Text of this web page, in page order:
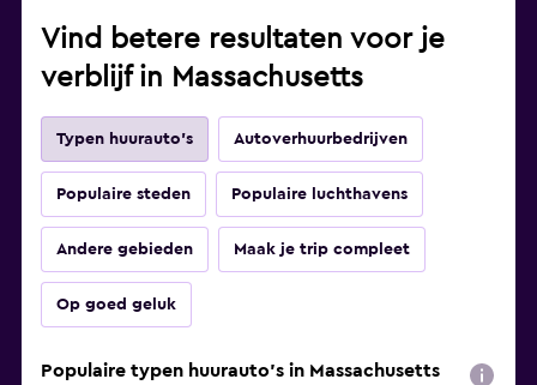
Vind betere resultaten voor je
verblijf in Massachusetts
Typen huurauto's Autoverhuurbedrijven
Populaire steden Populaire luchthavens
Andere gebieden Maak je trip compleet
Op goed geluk
Populaire typen huurauto's in Massachusetts